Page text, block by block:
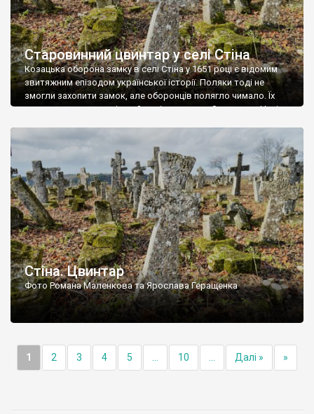
Старовинний цвинтар у селі Стіна
Козацька оборона замку в селі Стіна у 1651 році є відомим
звитяжним епізодом української історії. Поляки тоді не
змогли захопити замок, але оборонців полягло чимало. Їх
поховали на цвинтарі, який тоді називався Замковим. Нині на
ньому чимало хрестів 19 століття, є такі, де епітафії стер […]
Стіна. Цвинтар
Фото Романа Маленкова та Ярослава Геращенка
1 2 3 4 5 10 Далі » »